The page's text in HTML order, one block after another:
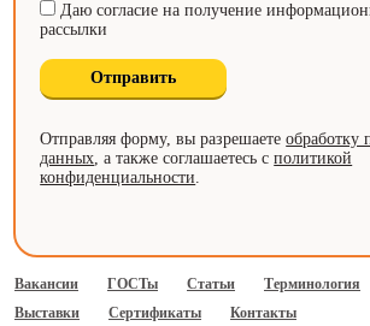
Даю согласие на получение
рассылки
Отправляя форму, вы разрешаетеобработку
данных, а также соглашаетесь сполитикой
конфиденциальности.
Вакансии ГОСТы Статьи Терминология
Выставки
Сертификаты Контакты